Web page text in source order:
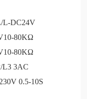
DC24V
80KΩ
80KΩ
3AC
0.5-10S